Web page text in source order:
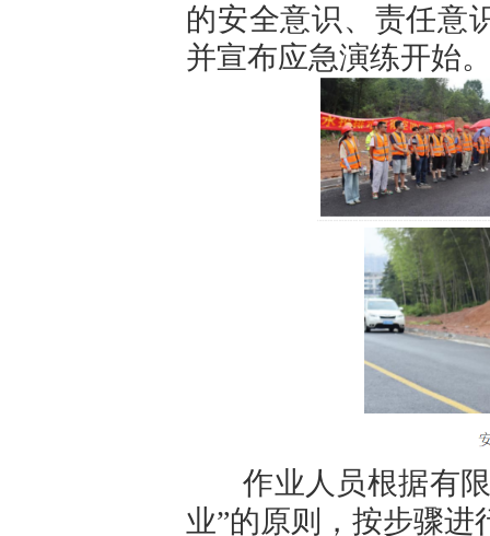
的安全意识、责任意
并宣布应急演练开始
作业人员根据有限
业”的原则，按步骤